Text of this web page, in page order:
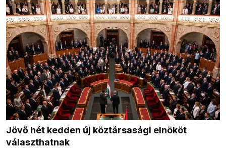
Jövő hét kedden új köztársasági elnököt
választhatnak